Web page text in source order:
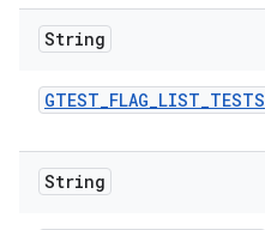
String
GTEST_FLAG_LIST_TESTS
String